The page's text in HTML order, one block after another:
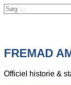
Søg
efter:
FREMAD
Officiel historie &